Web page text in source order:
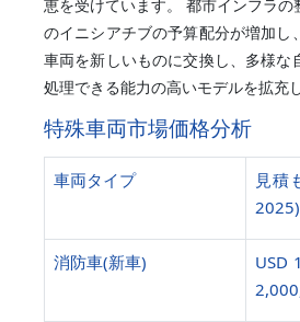
恵を受けています。 都市インフラの
のイニシアチブの予算配分が増加し
車両を新しいものに交換し、多様な
処理できる能力の高いモデルを拡充
特殊車両市場価格分析
車両タイプ
見積
2025)
消防車(新車)
USD